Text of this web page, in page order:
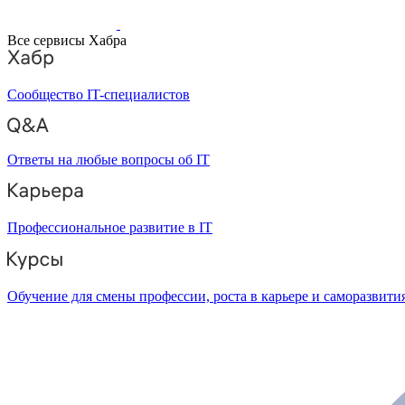
Все сервисы Хабра
Сообщество IT-специалистов
Ответы на любые вопросы об IT
Профессиональное развитие в IT
Обучение для смены профессии, роста в карьере и